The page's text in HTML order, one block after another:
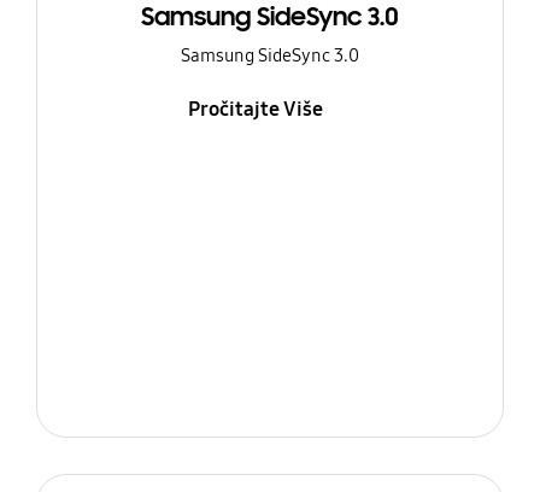
Samsung SideSync 3.0
Samsung SideSync 3.0
Pročitajte Više